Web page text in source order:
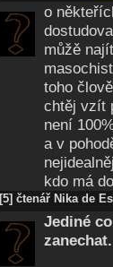
o
můžě
toho
chtěj vzít
není
a v
kdo má
[5] čtenář Nika de Es
Jediné
zanechat.